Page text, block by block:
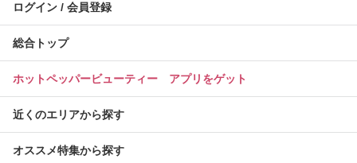
ログイン / 会員登録
総合トップ
ホットペッパービューティー アプリをゲット
近くのエリアから探す
オススメ特集から探す